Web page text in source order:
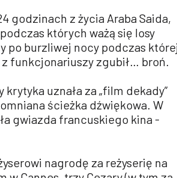
godzinach z życia Araba Saida,
których ważą się losy
po burzliwej nocy podczas
funkcjonariuszy zgubił… broń.
uznała za „film dekady”
ścieżka dźwiękowa. W
gwiazda francuskiego kina -
nagrodę za reżyserię na